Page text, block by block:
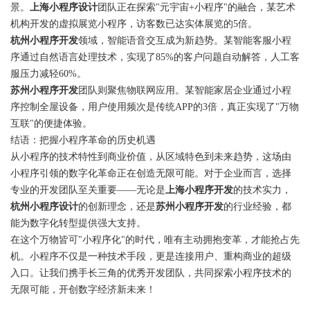
景。 上海小程序设计团队正在探索"元宇宙+小程序"的融合，某艺术
机构开发的虚拟展览小程序，访客数已达实体展览的5倍。
杭州小程序开发领域，智能语音交互成为新趋势。某智能客服小程
序通过自然语言处理技术，实现了85%的客户问题自动解答，人工客
服压力减轻60%。
苏州小程序开发团队则聚焦物联网应用。某智能家居企业通过小程
序控制全屋设备，用户使用频次是传统APP的3倍，真正实现了"万物
互联"的便捷体验。
结语：把握小程序革命的历史机遇
从小程序的技术特性到商业价值，从区域特色到未来趋势，这场由
小程序引领的数字化革命正在创造无限可能。对于企业而言，选择
专业的开发团队至关重要——无论是上海小程序开发的技术实力，
杭州小程序设计的创新理念，还是苏州小程序开发的行业经验，都
能为数字化转型提供强大支持。
在这个万物皆可"小程序化"的时代，唯有主动拥抱变革，才能抢占先
机。小程序不仅是一种技术手段，更是连接用户、重构商业的超级
入口。让我们携手长三角的优秀开发团队，共同探索小程序技术的
无限可能，开创数字经济新未来！